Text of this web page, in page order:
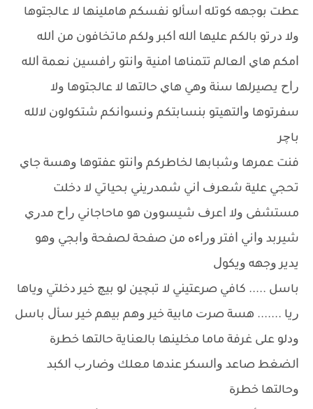
ﻋﻄﺖ ﺑﻮﺟﻬﻪ ﻛﻮﺗﻠﻪ ﺍﺳﺄﻟﻮ ﻧﻔﺴﻜﻢ ﻫﺎﻣﻠﻴﻨﻬﺎ ﻻ ﻋﺎﻟﺠﺘﻮﻫﺎ
ﻭﻻ ﺩﺭﺗﻮ ﺑﺎﻟﻜﻢ ﻋﻠﻴﻬﺎ ﺍﻟﻠﻪ ﺍﻛﺒﺮ ﻭﻟﻜﻢ ﻣﺎﺗﺨﺎﻓﻮﻥ ﻣﻦ ﺍﻟﻠﻪ
ﺍﻣﻜﻢ ﻫﺎﻱ ﺍﻟﻌﺎﻟﻢ ﺗﺘﻤﻨﺎﻫﺎ ﺍﻣﻨﻴﺔ ﻭﺍﻧﺘﻮ ﺭﺍﻓﺴﻴﻦ ﻧﻌﻤﺔ ﺍﻟﻠﻪ
ﺭﺍﺡ ﻳﺼﻴﺮﻟﻬﺎ ﺳﻨﺔ ﻭﻫﻲ ﻫﺎﻱ ﺣﺎﻟﺘﻬﺎ ﻻ ﻋﺎﻟﺠﺘﻮﻫﺎ ﻭﻻ
ﺳﻔﺮﺗﻮﻫﺎ ﻭﺍﻟﺘﻬﻴﺘﻮ ﺑﻨﺴﺎﺑﺘﻜﻢ ﻭﻧﺴﻮﺍﻧﻜﻢ ﺷﺘﻜﻮﻟﻮﻥ ﻻﻟﻠﻪ
ﺑﺎﭼﺮ
ﻓﻨﺖ ﻋﻤﺮﻫﺎ ﻭﺷﺒﺎﺑﻬﺎ ﻟﺨﺎﻃﺮﻛﻢ ﻭﺍﻧﺘﻮ ﻋﻔﺘﻮﻫﺎ ﻭﻫﺴﺔ ﺟﺎﻱ
ﺗﺤﺠﻲ ﻋﻠﻴﺔ ﺷﻌﺮﻑ ﺍﻧﻲ ﺷﻤﺪﺭﻳﻨﻲ ﺑﺤﻴﺎﺗﻲ ﻻ ﺩﺧﻠﺖ
ﻣﺴﺘﺸﻔﻰ ﻭﻻ ﺍﻋﺮﻑ ﺷﻴﺴﻮﻭﻥ ﻫﻮ ﻣﺎﺣﺎﺟﺎﻧﻲ ﺭﺍﺡ ﻣﺪﺭﻱ
ﺷﻴﺮﺑﺪ ﻭﺍﻧﻲ ﺍﻓﺘﺮ ﻭﺭﺍﺀﻩ ﻣﻦ ﺻﻔﺤﺔ ﻟﺼﻔﺤﺔ ﻭﺍﺑﺠﻲ ﻭﻫﻮ
ﻳﺪﻳﺮ ﻭﺟﻬﻪ ﻭﻳﻜﻮﻝ
ﺑﺎﺳﻞ ..... ﻛﺎﻓﻲ ﺻﺮﻋﺘﻴﻨﻲ ﻻ ﺗﺒﭽﻴﻦ ﻟﻮ ﺑﻴﭻ ﺧﻴﺮ ﺩﺧﻠﺘﻲ ﻭﻳﺎﻫﺎ
ﺭﻳﺎ ....... ﻫﺴﺔ ﺻﺮﺕ ﻣﺎﺑﻴﺔ ﺧﻴﺮ ﻭﻫﻢ ﺑﻴﻬﻢ ﺧﻴﺮ ﺳﺄﻝ ﺑﺎﺳﻞ
ﻭﺩﻟﻮ ﻋﻠﻰ ﻏﺮﻓﺔ ﻣﺎﻣﺎ ﻣﺨﻠﻴﻨﻬﺎ ﺑﺎﻟﻌﻨﺎﻳﺔ ﺣﺎﻟﺘﻬﺎ ﺧﻄﺮﺓ
ﺍﻟﻀﻐﻂ ﺻﺎﻋﺪ ﻭﺍﻟﺴﻜﺮ ﻋﻨﺪﻫﺎ ﻣﻌﻠﻚ ﻭﺿﺎﺭﺏ ﺍﻟﻜﺒﺪ
ﻭﺣﺎﻟﺘﻬﺎ ﺧﻄﺮﺓ